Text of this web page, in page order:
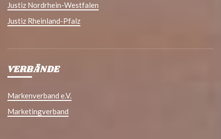
Justiz Nordrhein-Westfalen
Justiz Rheinland-Pfalz
VERBÄNDE
Markenverband e.V.
Marketingverband